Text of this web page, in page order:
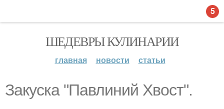
ШЕДЕВРЫ КУЛИНАРИИ
главная новости статьи
Закуска "Павлиний Хвост".
5